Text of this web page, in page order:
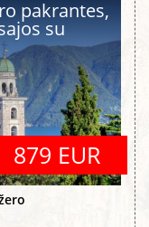
pakrantes,
su
879 EUR